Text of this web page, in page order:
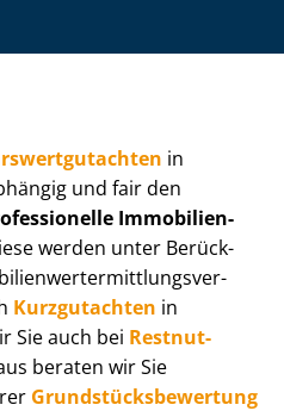
in
und fair den
Im­mo­bi­li­en­
werden unter Be­rück­
Kurzgutachten in
Sie auch bei Rest­nut­
beraten wir Sie
Grund­stücks­be­wer­tung